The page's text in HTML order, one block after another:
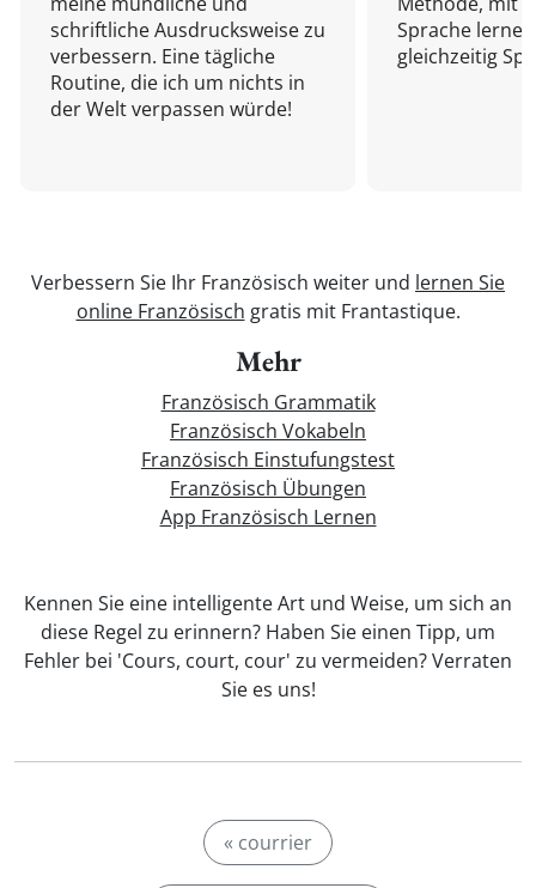
schriftliche Ausdrucksweise zu
verbessern. Eine tägliche
Routine, die ich um nichts in
der Welt verpassen würde!
Sprache
gleichzeitig
Verbessern Sie Ihr Französisch weiter und lernen Sie
online Französisch gratis mit Frantastique.
Mehr
Französisch Grammatik
Französisch Vokabeln
Französisch Einstufungstest
Französisch Übungen
App Französisch Lernen
Kennen Sie eine intelligente Art und Weise, um sich an
diese Regel zu erinnern? Haben Sie einen Tipp, um
Fehler bei 'Cours, court, cour' zu vermeiden? Verraten
Sie es uns!
« courrier